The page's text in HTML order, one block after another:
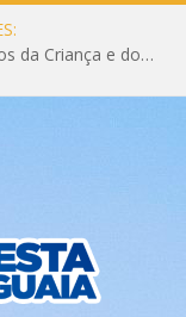
Eleição do Conselho Municipal dos Direitos da Criança e do Adolescente CMDCA 2026